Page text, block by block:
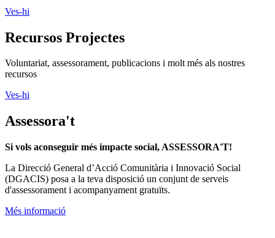
Ves-hi
Recursos Projectes
Voluntariat, assessorament, publicacions i molt més als nostres
recursos
Ves-hi
Assessora't
Si vols aconseguir més impacte social, ASSESSORA'T!
La Direcció General d’Acció Comunitària i Innovació Social
(DGACIS) posa a la teva disposició un conjunt de serveis
d'assessorament i acompanyament gratuïts.
Més informació